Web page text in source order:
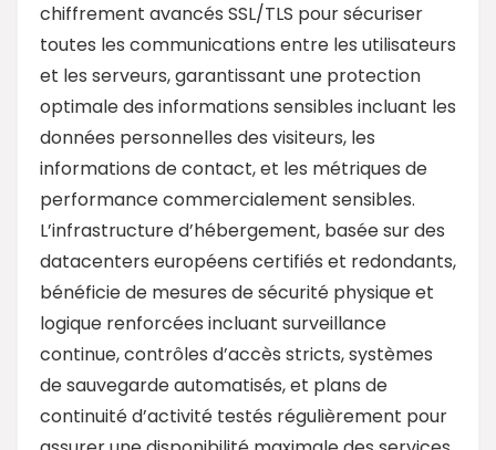
chiffrement avancés SSL/TLS pour sécuriser
toutes les communications entre les utilisateurs
et les serveurs, garantissant une protection
optimale des informations sensibles incluant les
données personnelles des visiteurs, les
informations de contact, et les métriques de
performance commercialement sensibles.
L’infrastructure d’hébergement, basée sur des
datacenters européens certifiés et redondants,
bénéficie de mesures de sécurité physique et
logique renforcées incluant surveillance
continue, contrôles d’accès stricts, systèmes
de sauvegarde automatisés, et plans de
continuité d’activité testés régulièrement pour